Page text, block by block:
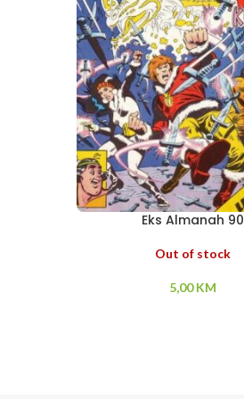
Eks Almanah 90
Out of stock
5,00KM